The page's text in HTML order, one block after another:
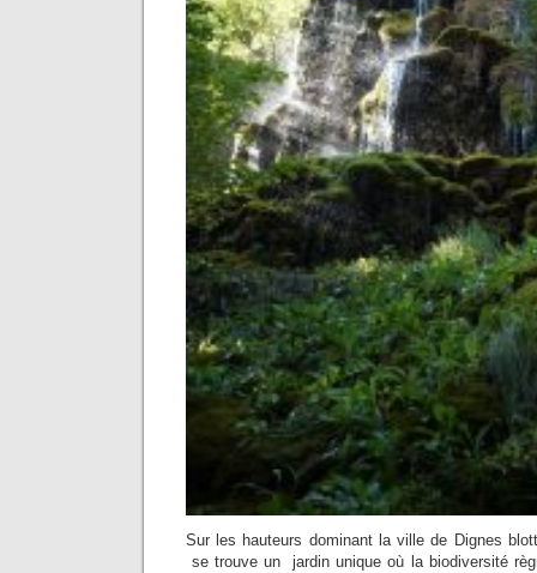
Sur les hauteurs dominant la ville de Dignes
se trouve un jardin unique où la biodiversité